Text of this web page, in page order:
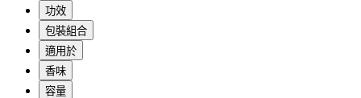
功效
包裝組合
適用於
香味
容量